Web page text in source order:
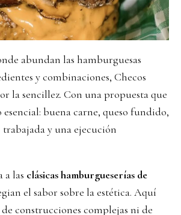
abundan las hamburguesas
y combinaciones, Checos
la sencillez. Con una propuesta que
buena carne, queso fundido,
y una ejecución
a las clásicas hamburgueserías de
el sabor sobre la estética. Aquí
construcciones complejas ni de